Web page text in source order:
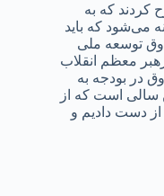
که به
می‌شود که باید
توسعه ملی
معظم انقلاب
در بودجه به
سالی است که از
از دست دادیم و